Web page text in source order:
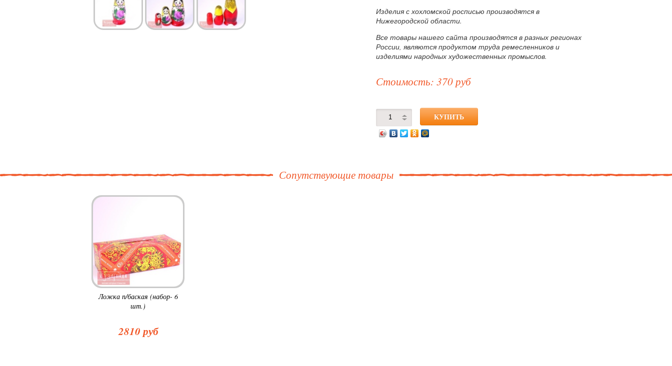
Изделия с хохломской росписью производятся в
Нижегородской области.
Все товары нашего сайта производятся в разных регионах
России, являются продуктом труда ремесленников и
изделиями народных художественных промыслов.
Стоимость: 370 руб
Сопутствующие товары
Ложка п/баская (набор- 6
шт.)
2810 руб